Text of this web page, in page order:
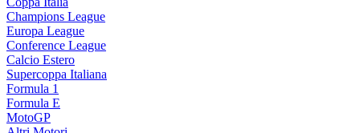
Champions League
Europa League
Conference League
Calcio Estero
Supercoppa Italiana
Formula 1
Formula E
MotoGP